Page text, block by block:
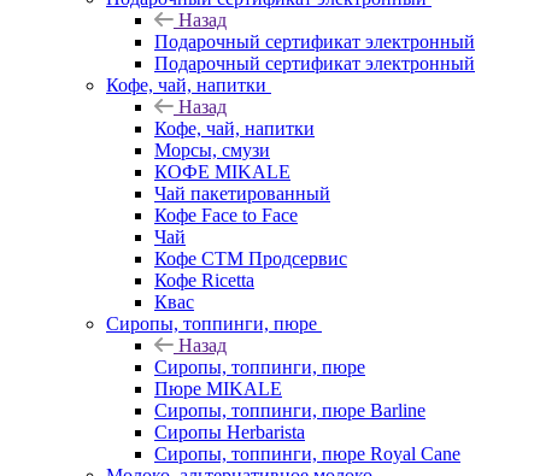
Назад
Подарочный сертификат электронный
Подарочный сертификат электронный
Кофе, чай, напитки
Назад
Кофе, чай, напитки
Морсы, смузи
КОФЕ MIKALE
Чай пакетированный
Кофе Face to Face
Чай
Кофе СТМ Продсервис
Кофе Ricetta
Квас
Сиропы, топпинги, пюре
Назад
Сиропы, топпинги, пюре
Пюре MIKALE
Сиропы, топпинги, пюре Barline
Сиропы Herbarista
Сиропы, топпинги, пюре Royal Cane